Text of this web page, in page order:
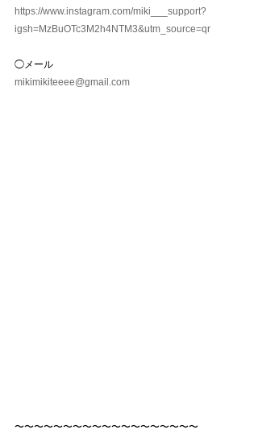
https://www.instagram.com/miki___support?
igsh=MzBuOTc3M2h4NTM3&utm_source=qr
◯メール
mikimikiteeee@gmail.com
〜〜〜〜〜〜〜〜〜〜〜〜〜〜〜〜〜〜〜